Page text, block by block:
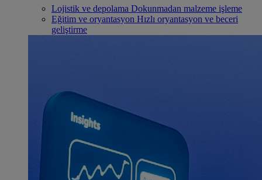
Lojistik ve depolama Dokunmadan malzeme işleme
Eğitim ve oryantasyon Hızlı oryantasyon ve beceri
geliştirme